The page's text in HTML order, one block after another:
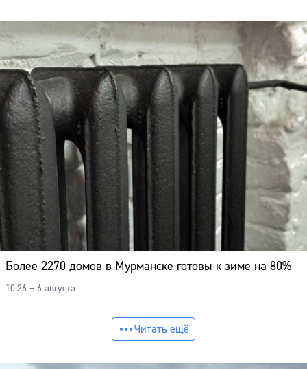
Более 2270 домов в Мурманске готовы к зиме на 80%
10:26 – 6 августа
Читать ещё